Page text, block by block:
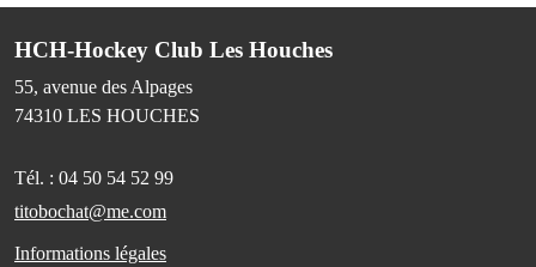
HCH-Hockey Club Les Houches
55, avenue des Alpages
74310 LES HOUCHES
Tél. : 04 50 54 52 99
titobochat@me.com
Informations légales